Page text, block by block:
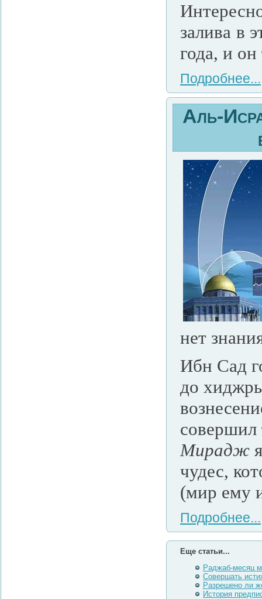
залива в
года, и
Подробнее...
Аль-
нет
Ибн Сад
до
Мирадж
чудес,
(мир ему
Подробнее...
Еще статьи...
Раджаб-месяц
Совершать
Разрешено ли
История